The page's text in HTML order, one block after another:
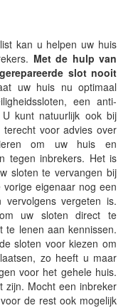
kan u helpen uw huis
Met de hulp van
slot nooit
uw huis nu optimaal
een anti-
U kunt natuurlijk ook bij
voor advies over
om uw huis en
tegen inbrekers. Het is
sloten te vervangen bij
eigenaar nog een
vervolgens vergeten is.
uw sloten direct te
te lenen aan kennissen.
sloten voor kiezen om
zo heeft u maar
voor het gehele huis.
zijn. Mocht een inbreker
de rest ook mogelijk